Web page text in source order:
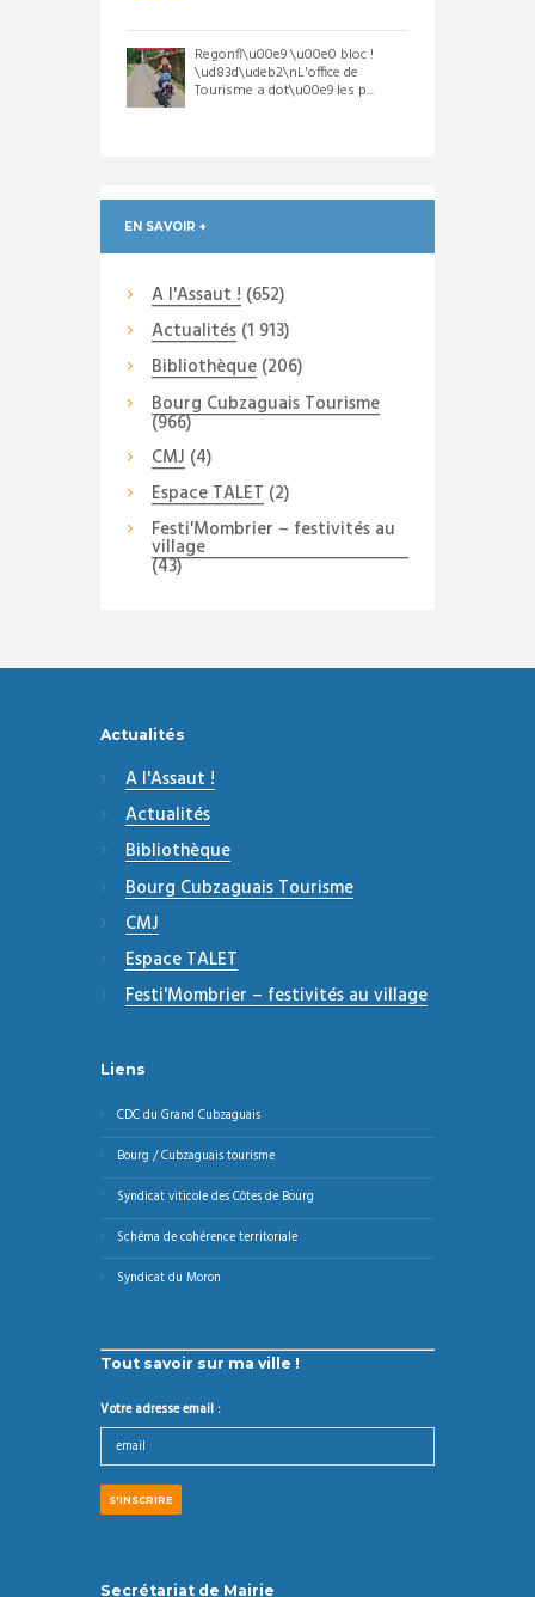
Regonfl\u00e9 \u00e0 bloc !
\ud83d\udeb2\nL'office de
Tourisme a dot\u00e9 les p...
EN SAVOIR +
A l'Assaut ! (652)
Actualités(1 913)
Bibliothèque(206)
Bourg Cubzaguais Tourisme
(966)
CMJ (4)
Espace TALET (2)
Festi'Mombrier – festivités au
village
(43)
Actualités
A l'Assaut !
Actualités
Bibliothèque
Bourg Cubzaguais Tourisme
CMJ
Espace TALET
Festi'Mombrier – festivités au village
Liens
CDC du Grand Cubzaguais
Bourg / Cubzaguais tourisme
Syndicat viticole des Côtes de Bourg
Schéma de cohérence territoriale
Syndicat du Moron
Tout savoir sur ma ville !
Votre adresse email :
Secrétariat de Mairie